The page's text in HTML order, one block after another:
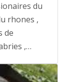
du
rhones ,
de
,…